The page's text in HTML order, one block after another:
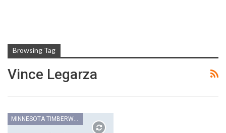
Browsing Tag
Vince Legarza